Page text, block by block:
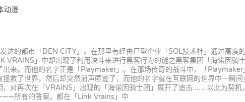
动漫
达的都市「DEN CITY」。在那里有经由巨型企业「SOL技术社」通过高
VRAINS」中却出现了利用决斗来进行黑客行为的谜之黑客集团「海诺因
来。而他的名字正是「Playmaker」。在那场传奇的战斗中，「
救了世界，然后却突然消声匿迹了，而他的名字就在互联网的世界中一
，对再次在「VRAINS」出现的「海诺因骑士团」展开了追击...... 以此为
所有的答案，都在「Link Vrains」中